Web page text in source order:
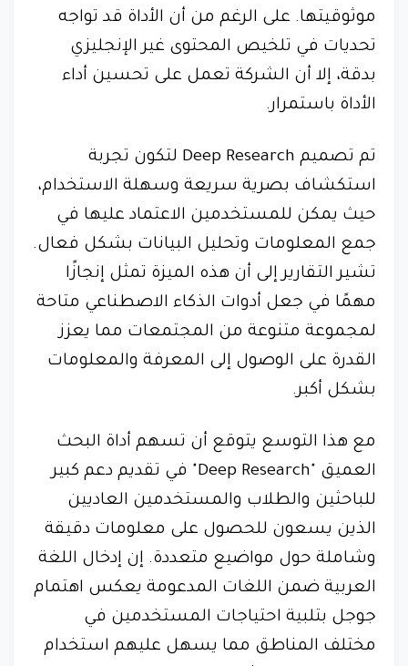
موثوقيتها. على الرغم من أن الأداة قد تواجه
تحديات في تلخيص المحتوى غير الإنجليزي
بدقة، إلا أن الشركة تعمل على تحسين أداء
الأداة باستمرار.
تم تصميم Deep Research لتكون تجربة
استكشاف بصرية سريعة وسهلة الاستخدام،
حيث يمكن للمستخدمين الاعتماد عليها في
جمع المعلومات وتحليل البيانات بشكل فعال.
تشير التقارير إلى أن هذه الميزة تمثل إنجازًا
مهمًا في جعل أدوات الذكاء الاصطناعي متاحة
لمجموعة متنوعة من المجتمعات مما يعزز
القدرة على الوصول إلى المعرفة والمعلومات
بشكل أكبر.
مع هذا التوسع يتوقع أن تسهم أداة البحث
العميق "Deep Research" في تقديم دعم كبير
للباحثين والطلاب والمستخدمين العاديين
الذين يسعون للحصول على معلومات دقيقة
وشاملة حول مواضيع متعددة. إن إدخال اللغة
العربية ضمن اللغات المدعومة يعكس اهتمام
جوجل بتلبية احتياجات المستخدمين في
مختلف المناطق مما يسهل عليهم استخدام